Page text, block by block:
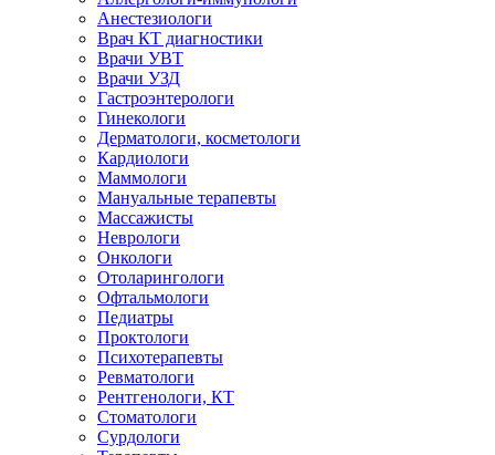
Анестезиологи
Врач КТ диагностики
Врачи УВТ
Врачи УЗД
Гастроэнтерологи
Гинекологи
Дерматологи, косметологи
Кардиологи
Маммологи
Мануальные терапевты
Массажисты
Неврологи
Онкологи
Отоларингологи
Офтальмологи
Педиатры
Проктологи
Психотерапевты
Ревматологи
Рентгенологи, КТ
Стоматологи
Сурдологи